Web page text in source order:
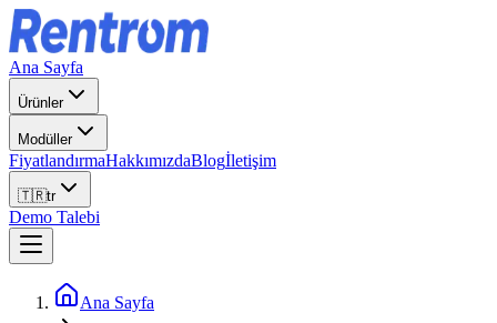
Ana Sayfa
Ürünler
Modüller
FiyatlandırmaHakkımızdaBlogİletişim
🇹🇷tr
Demo Talebi
Ana Sayfa